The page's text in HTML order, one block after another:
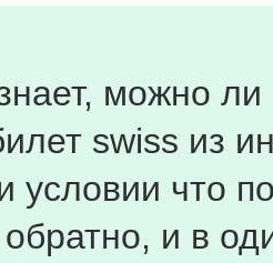
можно ли
swiss из
условии что
и в